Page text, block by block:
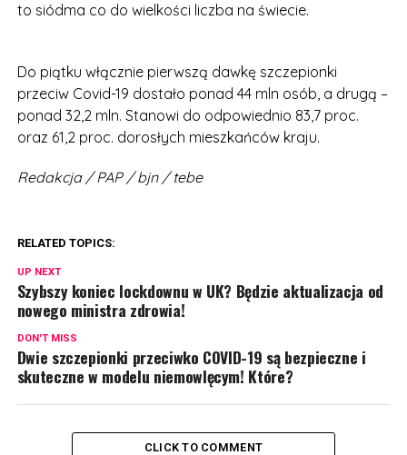
to siódma co do wielkości liczba na świecie.
Do piątku włącznie pierwszą dawkę szczepionki
przeciw Covid-19 dostało ponad 44 mln osób, a drugą –
ponad 32,2 mln. Stanowi do odpowiednio 83,7 proc.
oraz 61,2 proc. dorosłych mieszkańców kraju.
Redakcja / PAP / bjn / tebe
RELATED TOPICS:
UP NEXT
Szybszy koniec lockdownu w UK? Będzie aktualizacja od
nowego ministra zdrowia!
DON'T MISS
Dwie szczepionki przeciwko COVID-19 są bezpieczne i
skuteczne w modelu niemowlęcym! Które?
CLICK TO COMMENT